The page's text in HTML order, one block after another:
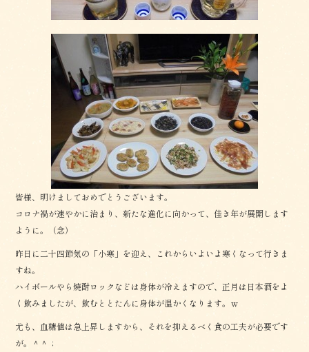
皆様、明けましておめでとうございます。
コロナ禍が速やかに治まり、新たな進化に向かって、佳き年が展開します
ように。（念）
昨日に二十四節気の「小寒」を迎え、これからいよいよ寒くなって行きま
すね。
ハイボールやら焼酎ロックなどは身体が冷えますので、正月は日本酒をよ
く飲みましたが、飲むととたんに身体が温かくなります。ｗ
尤も、血糖値は急上昇しますから、それを抑えるべく食の工夫が必要です
が。＾＾；